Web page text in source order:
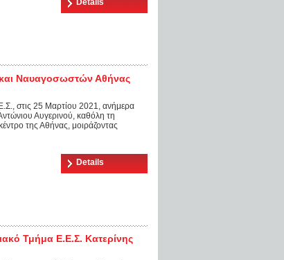
Details
Ναυαγοσωστών Αθήνας
στις 25 Μαρτίου 2021, ανήμερα
Αυγερινού, καθόλη τη
της Αθήνας, μοιράζοντας
Details
Τμήμα Ε.Ε.Σ. Κατερίνης